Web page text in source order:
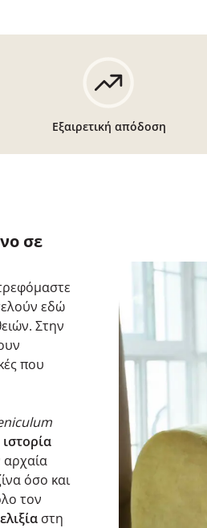
Εξαιρετική απόδοση
σε
εδώ
Στην
που
ιστορία
όσο και
τον
στη